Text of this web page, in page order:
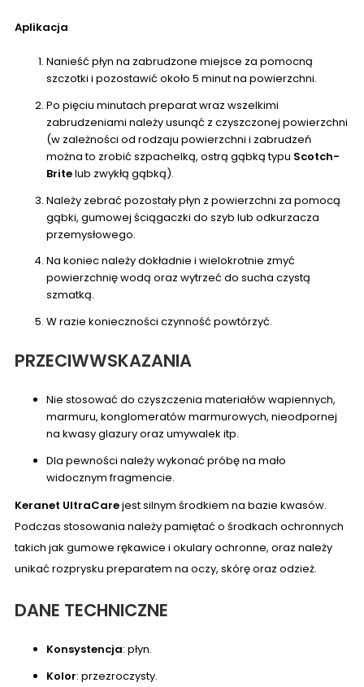
Aplikacja
Nanieść płyn na zabrudzone miejsce za pomocną
szczotki i pozostawić około 5 minut na powierzchni.
Po pięciu minutach preparat wraz wszelkimi
zabrudzeniami należy usunąć z czyszczonej powierzchni
(w zależności od rodzaju powierzchni i zabrudzeń
można to zrobić szpachelką, ostrą gąbką typu Scotch-
Britelub zwykłą gąbką).
Należy zebrać pozostały płyn z powierzchni za pomocą
gąbki, gumowej ściągaczki do szyb lub odkurzacza
przemysłowego.
Na koniec należy dokładnie i wielokrotnie zmyć
powierzchnię wodą oraz wytrzeć do sucha czystą
szmatką.
W razie konieczności czynność powtórzyć.
PRZECIWWSKAZANIA
Nie stosować do czyszczenia materiałów wapiennych,
marmuru, konglomeratów marmurowych, nieodpornej
na kwasy glazury oraz umywalek itp.
Dla pewności należy wykonać próbę na mało
widocznym fragmencie.
Keranet UltraCarejest silnym środkiem na bazie kwasów.
Podczas stosowania należy pamiętać o środkach ochronnych
takich jak gumowe rękawice i okulary ochronne, oraz należy
unikać rozprysku preparatem na oczy, skórę oraz odzież.
DANE TECHNICZNE
Konsystencja: płyn.
Kolor: przezroczysty.